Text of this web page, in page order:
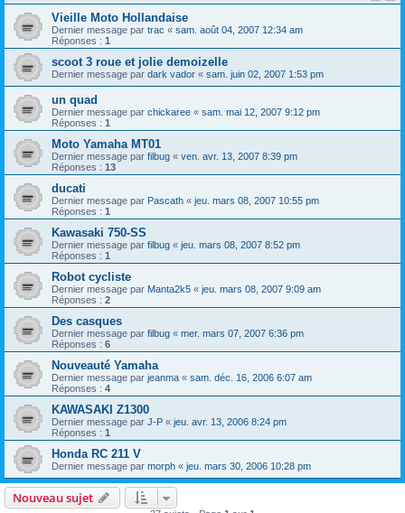
Vieille Moto Hollandaise
Dernier message par trac « sam. août 04, 2007 12:34 am
Réponses : 1
scoot 3 roue et jolie demoizelle
Dernier message par dark vador « sam. juin 02, 2007 1:53 pm
un quad
Dernier message par chickaree « sam. mai 12, 2007 9:12 pm
Réponses : 1
Moto Yamaha MT01
Dernier message par filbug « ven. avr. 13, 2007 8:39 pm
Réponses : 13
ducati
Dernier message par Pascath « jeu. mars 08, 2007 10:55 pm
Réponses : 1
Kawasaki 750-SS
Dernier message par filbug « jeu. mars 08, 2007 8:52 pm
Réponses : 1
Robot cycliste
Dernier message par Manta2k5 « jeu. mars 08, 2007 9:09 am
Réponses : 2
Des casques
Dernier message par filbug « mer. mars 07, 2007 6:36 pm
Réponses : 6
Nouveauté Yamaha
Dernier message par jeanma « sam. déc. 16, 2006 6:07 am
Réponses : 4
KAWASAKI Z1300
Dernier message par J-P « jeu. avr. 13, 2006 8:24 pm
Réponses : 1
Honda RC 211 V
Dernier message par morph « jeu. mars 30, 2006 10:28 pm
Nouveau sujet